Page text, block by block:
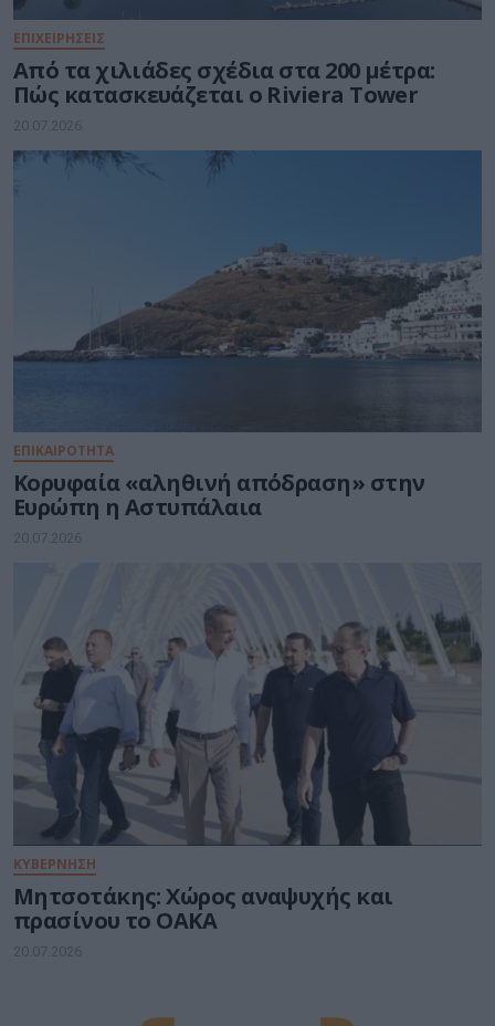
ΕΠΙΧΕΙΡΗΣΕΙΣ
Από τα χιλιάδες σχέδια στα 200 μέτρα:
Πώς κατασκευάζεται ο Riviera Tower
20.07.2026
ΕΠΙΚΑΙΡΟΤΗΤΑ
Κορυφαία «αληθινή απόδραση» στην
Ευρώπη η Αστυπάλαια
20.07.2026
ΚΥΒΕΡΝΗΣΗ
Μητσοτάκης: Χώρος αναψυχής και
πρασίνου το ΟΑΚΑ
20.07.2026